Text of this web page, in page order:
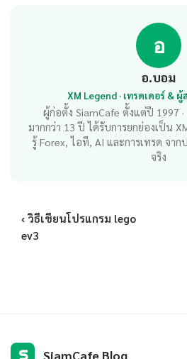
อ
อ.บอม
XM Legend · เทรดเดอร์ &
ผู้ก่อตั้ง SiamCafe ตั้งแต่ปี 1997 ·
มากกว่า 13 ปี ได้รับการยกย่องเป็น
รู้ Forex, ไอที, AI และการเทรด จา
จริง
‹ วิธีเขียนโปรแกรม lego
ev3
S SiamCafe Blog